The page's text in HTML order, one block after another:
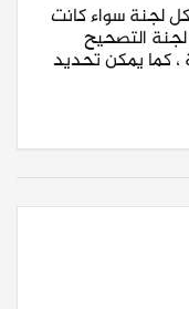
لجنة سواء كانت
لجنة التصحيح
، كما يمكن تحديد